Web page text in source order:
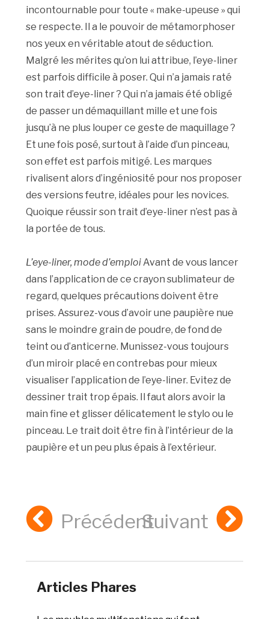
incontournable pour toute « make-upeuse » qui
se respecte. Il a le pouvoir de métamorphoser
nos yeux en véritable atout de séduction.
Malgré les mérites qu’on lui attribue, l’eye-liner
est parfois difficile à poser. Qui n’a jamais raté
son trait d’eye-liner ? Qui n’a jamais été obligé
de passer un démaquillant mille et une fois
jusqu’à ne plus louper ce geste de maquillage ?
Et une fois posé, surtout à l’aide d’un pinceau,
son effet est parfois mitigé. Les marques
rivalisent alors d’ingéniosité pour nos proposer
des versions feutre, idéales pour les novices.
Quoique réussir son trait d’eye-liner n’est pas à
la portée de tous.
L’eye-liner, mode d’emploiAvant de vous lancer
dans l’application de ce crayon sublimateur de
regard, quelques précautions doivent être
prises. Assurez-vous d’avoir une paupière nue
sans le moindre grain de poudre, de fond de
teint ou d’anticerne. Munissez-vous toujours
d’un miroir placé en contrebas pour mieux
visualiser l’application de l’eye-liner. Evitez de
dessiner trait trop épais. Il faut alors avoir la
main fine et glisser délicatement le stylo ou le
pinceau. Le trait doit être fin à l’intérieur de la
paupière et un peu plus épais à l’extérieur.
PrécédentSuivant
Articles Phares